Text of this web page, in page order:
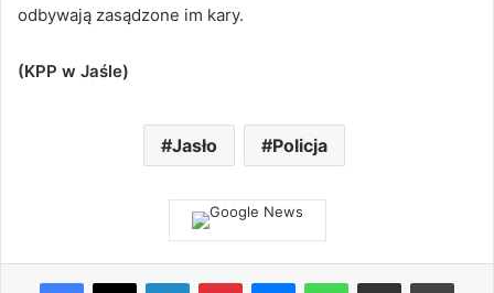
odbywają zasądzone im kary.
(KPP w Jaśle)
Jasło Policja
Facebook
X LinkedInPinterestMessengerWhatsAppShare via Email Print